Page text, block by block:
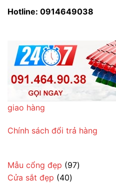
Hotline: 0914649038
giao hàng
Chính sách đổi trả hàng
Mẫu cổng đẹp 9797
Cửa sắt đẹp 4040